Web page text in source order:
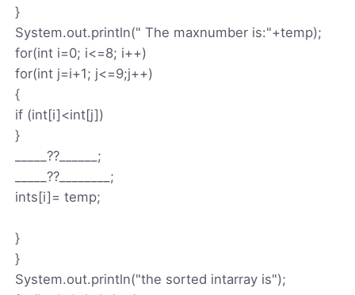
}
System.out.println(" The maxnumber is:"+temp);
for(int i=0; i<=8; i++)
for(int j=i+1; j<=9;j++)
{
if (int[i]<int[j])
}
_____??______;
_____??________;
ints[i]= temp;
}
}
System.out.println("the sorted intarray is");